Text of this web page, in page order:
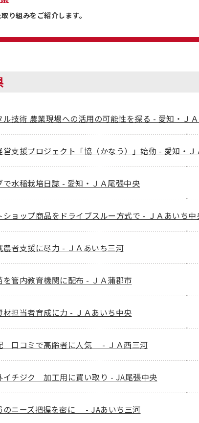
り組みをご紹介します。
ル技術 農業現場への活用の可能性を探る - 愛知・Ｊ
営支援プロジェクト「協（かなう）」始動 - 愛知・
で水稲栽培日誌 - 愛知・ＪＡ尾張中央
ショップ商品をドライブスルー方式で - ＪＡあいち中
農者支援に尽力 - ＪＡあいち三河
を管内教育機関に配布 - ＪＡ蒲郡市
材担当者育成に力 - ＪＡあいち中央
口コミで高齢者に人気 - ＪＡ西三河
イチジク 加工用に買い取り - JA尾張中央
のニーズ把握を密に - JAあいち三河